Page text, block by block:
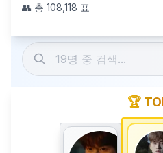
👥 총 108,118 표
🏆